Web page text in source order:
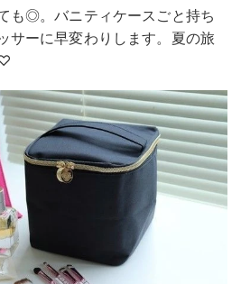
も◎。バニティケースごと持ち
サーに早変わりします。夏の旅